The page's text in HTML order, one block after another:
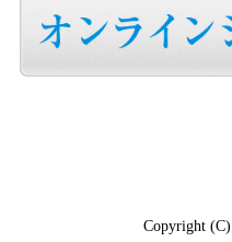
Copyright (C)